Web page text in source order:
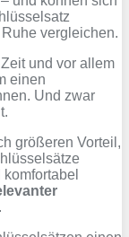
vergleichen.
und vor allem
einen
Und zwar
größeren Vorteil,